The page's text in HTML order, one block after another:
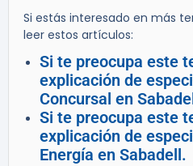
Si estás interesado en más
leer estos artículos:
Si te preocupa este
explicación de
Concursal en
Si te preocupa este
explicación de
Energía en Sabadell.